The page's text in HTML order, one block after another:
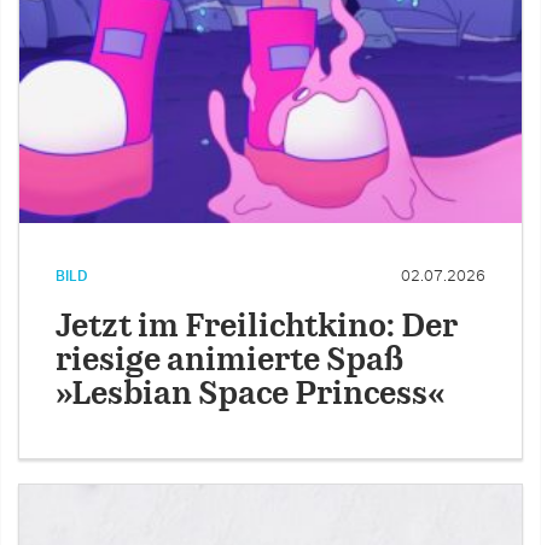
BILD 02.07.2026
Jetzt im Freilichtkino: Der
riesige animierte Spaß
»Lesbian Space Princess«